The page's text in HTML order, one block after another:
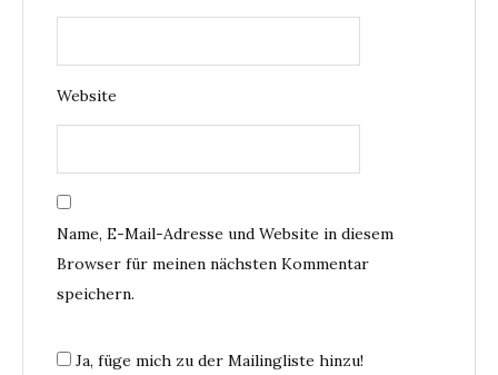
Website
Name, E-Mail-Adresse und Website in diesem
Browser für meinen nächsten Kommentar
speichern.
Ja, füge mich zu der Mailingliste hinzu!